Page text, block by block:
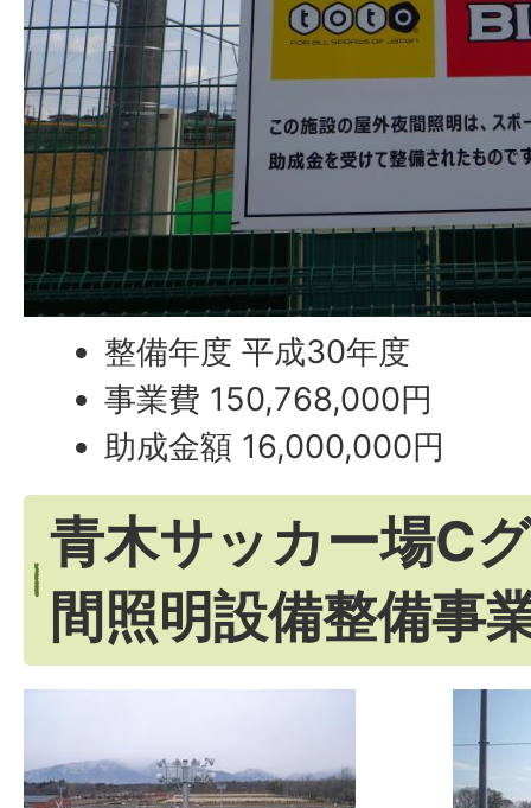
整備年度 平成30年度
事業費 150,768,000円
助成金額 16,000,000円
青木サッカー場C
間照明設備整備事